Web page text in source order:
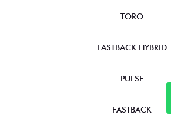
TORO
FASTBACK HYBRID
PULSE
FASTBACK